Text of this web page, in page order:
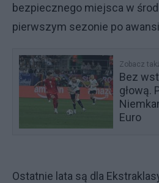
bezpiecznego miejsca w
pierwszym sezonie po
Zobacz
Bez
głową.
Euro
Ostatnie lata są dla